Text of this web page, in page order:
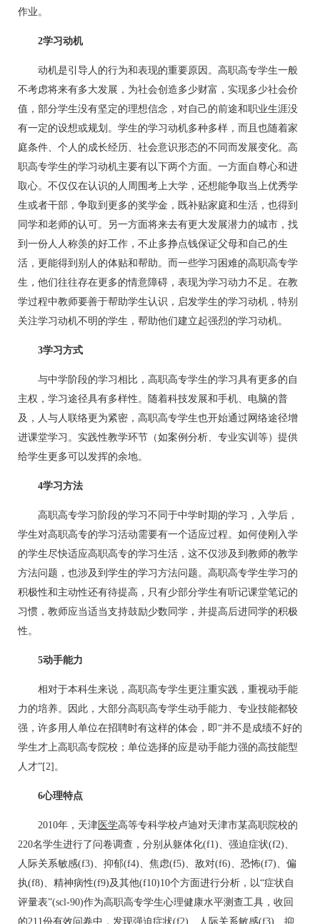
作业。
2学习动机
动机是引导人的行为和表现的重要原因。高职高专学生一般
不考虑将来有多大发展，为社会创造多少财富，实现多少社会价
值，部分学生没有坚定的理想信念，对自己的前途和职业生涯没
有一定的设想或规划。学生的学习动机多种多样，而且也随着家
庭条件、个人的成长经历、社会意识形态的不同而发展变化。高
职高专学生的学习动机主要有以下两个方面。一方面自尊心和进
取心。不仅仅在认识的人周围考上大学，还想能争取当上优秀学
生或者干部，争取到更多的奖学金，既补贴家庭和生活，也得到
同学和老师的认可。另一方面将来去有更大发展潜力的城市，找
到一份人人称羡的好工作，不止多挣点钱保证父母和自己的生
活，更能得到别人的体贴和帮助。而一些学习困难的高职高专学
生，他们往往存在更多的情意障碍，表现为学习动力不足。在教
学过程中教师要善于帮助学生认识，启发学生的学习动机，特别
关注学习动机不明的学生，帮助他们建立起强烈的学习动机。
3学习方式
与中学阶段的学习相比，高职高专学生的学习具有更多的自
主权，学习途径具有多样性。随着科技发展和手机、电脑的普
及，人与人联络更为紧密，高职高专学生也开始通过网络途径增
进课堂学习。实践性教学环节（如案例分析、专业实训等）提供
给学生更多可以发挥的余地。
4学习方法
高职高专学习阶段的学习不同于中学时期的学习，入学后，
学生对高职高专的学习活动需要有一个适应过程。如何使刚入学
的学生尽快适应高职高专的学习生活，这不仅涉及到教师的教学
方法问题，也涉及到学生的学习方法问题。高职高专学生学习的
积极性和主动性还有待提高，只有少部分学生有听记课堂笔记的
习惯，教师应当适当支持鼓励少数同学，并提高后进同学的积极
性。
5动手能力
相对于本科生来说，高职高专学生更注重实践，重视动手能
力的培养。因此，大部分高职高专学生动手能力、专业技能都较
强，许多用人单位在招聘时有这样的体会，即“并不是成绩不好的
学生才上高职高专院校；单位选择的应是动手能力强的高技能型
人才”[2]。
6心理特点
2010年，天津 医学高等专科学校卢迪对天津市某高职院校的
220名学生进行了问卷调查，分别从躯体化(f1)、强迫症状(f2)、
人际关系敏感(f3)、抑郁(f4)、焦虑(f5)、敌对(f6)、恐怖(f7)、偏
执(f8)、精神病性(f9)及其他(f10)10个方面进行分析，以“症状自
评量表”(scl-90)作为高职高专学生心理健康水平测查工具，收回
的211份有效问卷中，发现强迫症状(f2)、人际关系敏感(f3)、抑